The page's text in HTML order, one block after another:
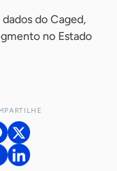
do Caged,
no Estado